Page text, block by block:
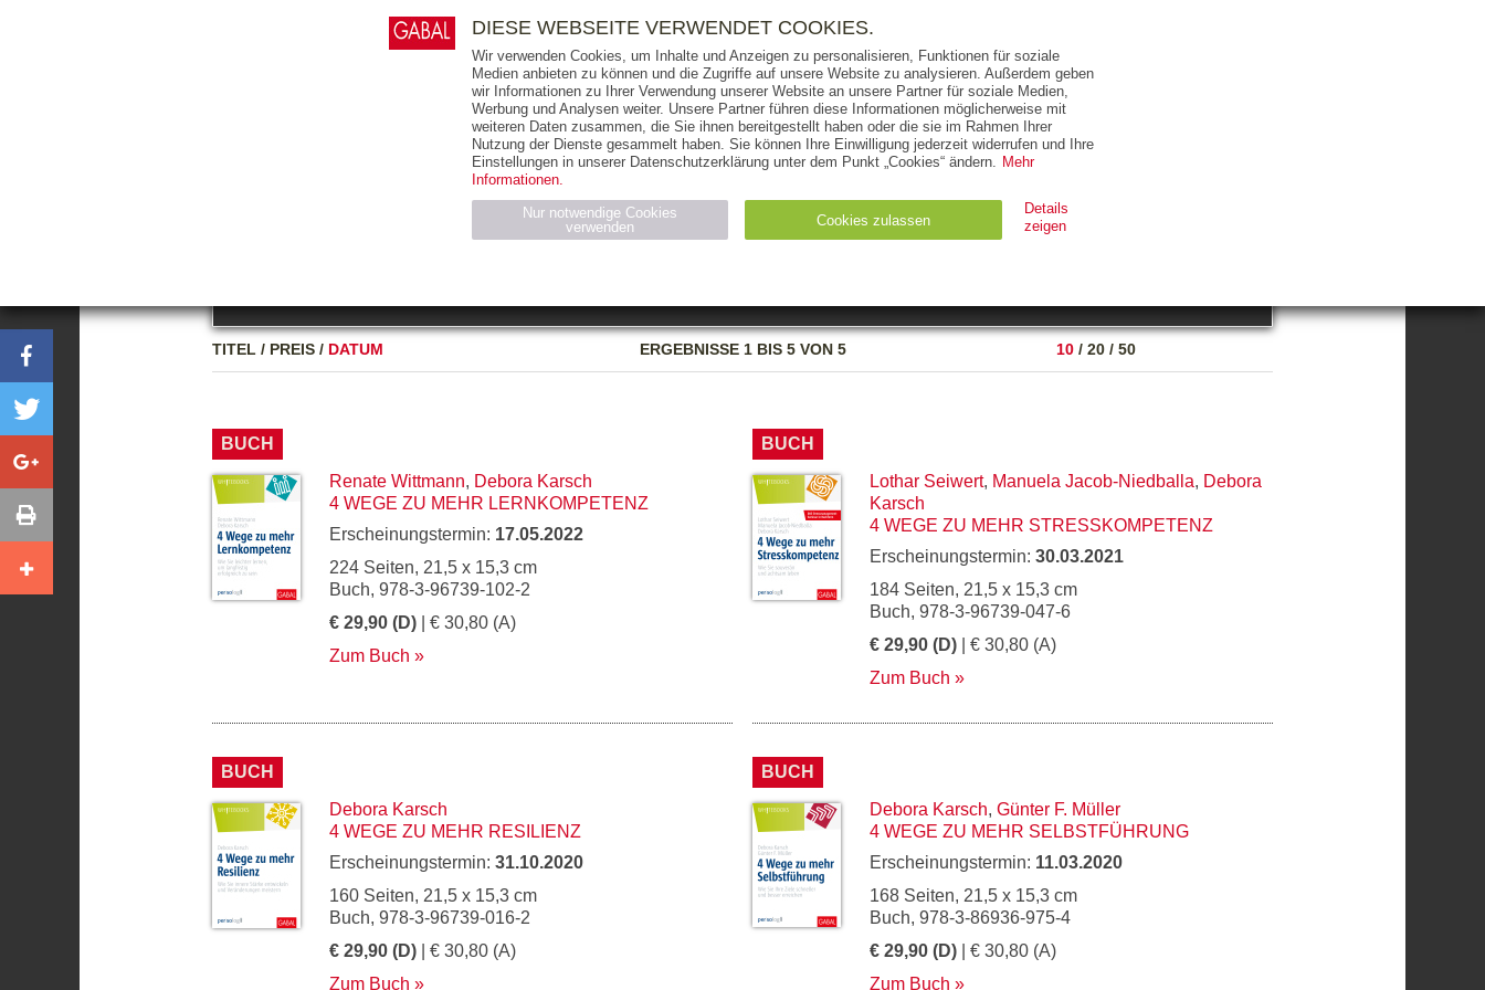
AUSGABEART AUS DER REIHE ZUM THEMA
TITEL / PREIS / DATUM ERGEBNISSE1 BIS 5 VON 5 10 / 20 / 50
BUCH
Renate Wittmann, Debora Karsch
4 WEGE ZU MEHR LERNKOMPETENZ
Erscheinungstermin: 17.05.2022
224 Seiten, 21,5 x 15,3 cm
Buch, 978-3-96739-102-2
€ 29,90 (D) | € 30,80 (A)
Zum Buch
BUCH
Lothar Seiwert, Manuela Jacob-Niedballa, Debora
Karsch
4 WEGE ZU MEHR STRESSKOMPETENZ
Erscheinungstermin: 30.03.2021
184 Seiten, 21,5 x 15,3 cm
Buch, 978-3-96739-047-6
€ 29,90 (D) | € 30,80 (A)
Zum Buch
BUCH
Debora Karsch
4 WEGE ZU MEHR RESILIENZ
Erscheinungstermin: 31.10.2020
160 Seiten, 21,5 x 15,3 cm
Buch, 978-3-96739-016-2
€ 29,90 (D) | € 30,80 (A)
Zum Buch
BUCH
Debora Karsch, Günter F. Müller
4 WEGE ZU MEHR SELBSTFÜHRUNG
Erscheinungstermin: 11.03.2020
168 Seiten, 21,5 x 15,3 cm
Buch, 978-3-86936-975-4
€ 29,90 (D) | € 30,80 (A)
Zum Buch
E-BOOKS AUDIO-CDS MP3 NON-BOOKS
THEMEN AUTOREN VERLAG
RIGHTS PRESSE HANDEL FÜR UNTERNEHMEN
DIESE WEBSEITE VERWENDET COOKIES.
Wir verwenden Cookies, um Inhalte und Anzeigen zu personalisieren, Funktionen für soziale
Medien anbieten zu können und die Zugriffe auf unsere Website zu analysieren. Außerdem geben
wir Informationen zu Ihrer Verwendung unserer Website an unsere Partner für soziale Medien,
Werbung und Analysen weiter. Unsere Partner führen diese Informationen möglicherweise mit
weiteren Daten zusammen, die Sie ihnen bereitgestellt haben oder die sie im Rahmen Ihrer
Nutzung der Dienste gesammelt haben. Sie können Ihre Einwilligung jederzeit widerrufen und Ihre
Einstellungen in unserer Datenschutzerklärung unter dem Punkt „Cookies“ ändern. Mehr
Informationen.
Nur notwendige Cookies
verwenden
Cookies zulassen
Details
zeigen
Name Anbieter Zweck Ablauf
Typ
Wird für die Speicherung der Benutzer-Session verwendet HTTP